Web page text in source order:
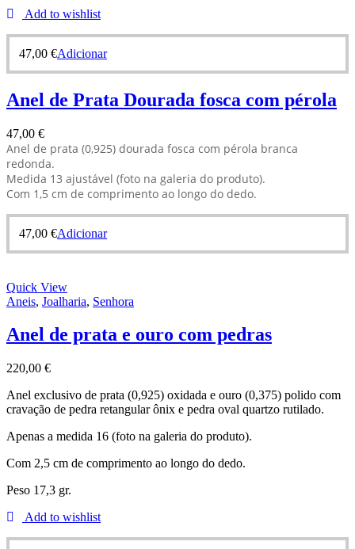
Add to wishlist
47,00 €Adicionar
Anel de Prata Dourada fosca com pérola
47,00 €
Anel de prata (0,925) dourada fosca com pérola branca
redonda.
Medida 13 ajustável (foto na galeria do produto).
Com 1,5 cm de comprimento ao longo do dedo.
47,00 €Adicionar
Quick View
Aneis, Joalharia, Senhora
Anel de prata e ouro com pedras
220,00 €
Anel exclusivo de prata (0,925) oxidada e ouro (0,375) polido com
cravação de pedra retangular ônix e pedra oval quartzo rutilado.
Apenas a medida 16 (foto na galeria do produto).
Com 2,5 cm de comprimento ao longo do dedo.
Peso 17,3 gr.
Add to wishlist